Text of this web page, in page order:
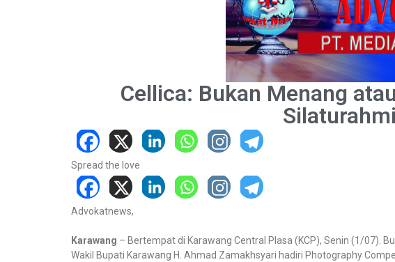
Cellica: Bukan Menang
Spread the love
Advokatnews,
Karawang – Bertempat di Karawang Central Plasa (KCP), Senin (1/07).
Wakil Bupati Karawang H. Ahmad Zamakhsyari hadiri Photography